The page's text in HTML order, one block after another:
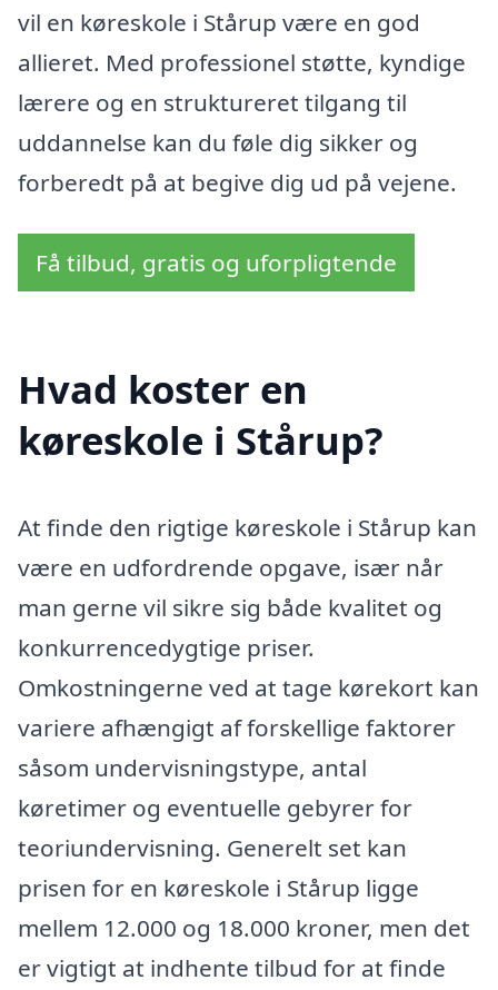
vil en køreskole i Stårup være en god
allieret. Med professionel støtte, kyndige
lærere og en struktureret tilgang til
uddannelse kan du føle dig sikker og
forberedt på at begive dig ud på vejene.
Få tilbud, gratis og uforpligtende
Hvad koster en
køreskole i Stårup?
At finde den rigtige køreskole i Stårup kan
være en udfordrende opgave, især når
man gerne vil sikre sig både kvalitet og
konkurrencedygtige priser.
Omkostningerne ved at tage kørekort kan
variere afhængigt af forskellige faktorer
såsom undervisningstype, antal
køretimer og eventuelle gebyrer for
teoriundervisning. Generelt set kan
prisen for en køreskole i Stårup ligge
mellem 12.000 og 18.000 kroner, men det
er vigtigt at indhente tilbud for at finde